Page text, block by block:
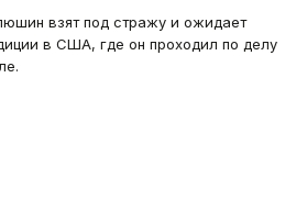
взят под стражу и ожидает
в США, где он проходил по делу